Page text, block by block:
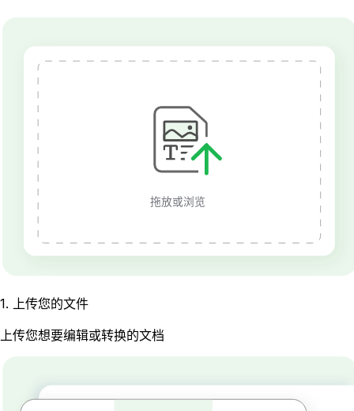
拖放或浏览
1.
上传您的文件
上传您想要编辑或转换的文档